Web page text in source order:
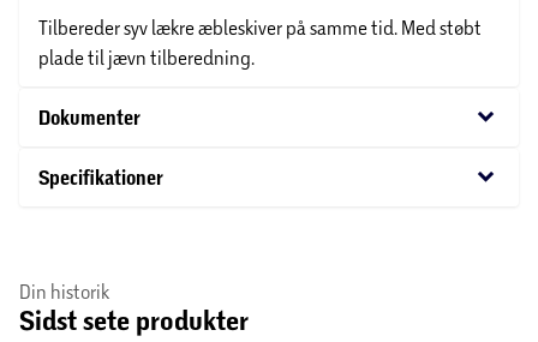
Tilbereder syv lækre æbleskiver på samme tid. Med støbt
plade til jævn tilberedning.
Dokumenter keyboard_arrow_down
Specifikationer keyboard_arrow_down
Din historik
Sidst sete produkter